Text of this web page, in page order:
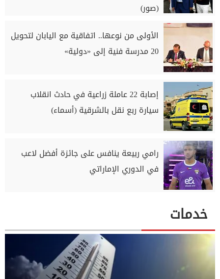
(صور)
الأولى من نوعها.. اتفاقية مع اليابان لتحويل
20 مدرسة فنية إلى «دولية»
إصابة 22 عاملة زراعية في حادث انقلاب
سيارة ربع نقل بالشرقية (أسماء)
رامي ربيعة ينافس على جائزة أفضل لاعب
في الدوري الإماراتي
خدمات